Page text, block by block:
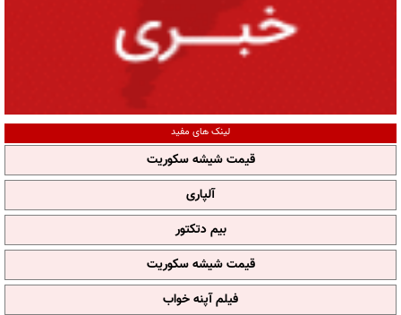
لینک های مفید
قیمت شیشه سکوریت
آلپاری
بیم دتکتور
قیمت شیشه سکوریت
فیلم آپنه خواب